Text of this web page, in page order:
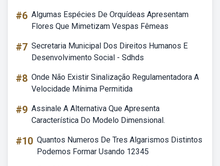
#6 Algumas Espécies De Orquídeas Apresentam
Flores Que Mimetizam Vespas Fêmeas
#7 Secretaria Municipal Dos Direitos Humanos E
Desenvolvimento Social - Sdhds
#8 Onde Não Existir Sinalização Regulamentadora A
Velocidade Mínima Permitida
#9 Assinale A Alternativa Que Apresenta
Característica Do Modelo Dimensional.
#10 Quantos Numeros De Tres Algarismos Distintos
Podemos Formar Usando 12345